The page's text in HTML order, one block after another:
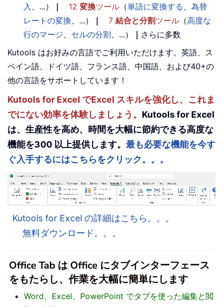
入
、...） ｜ 12 変換ツール （単語に変換する
為替
レートの変換 、...） ｜ 7 結合と分割ツール （高度な
行のマージ
セルの分割 、...） ｜ さらに多数
Kutools はお好みの言語でご利用いただけます。英語、ス
ペイン語、ドイツ語、フランス語、中国語、および40+の
他の言語をサポートしています！
Kutools for Excel でExcel スキルを強化し、これま
でにない効率を体験しましょう。 Kutools for Excel
は、生産性を高め、時間を大幅に節約できる高度な
機能を300 以上提供します。 最も必要な機能を今す
ぐ入手するにはこちらをクリック。。。
Kutools for Excel の詳細はこちら。。。
無料ダウンロード。。。
Office Tab は Office にタブインターフェース
をもたらし、作業を大幅に簡単にします
Word、Excel、PowerPoint でタブを使った編集と閲